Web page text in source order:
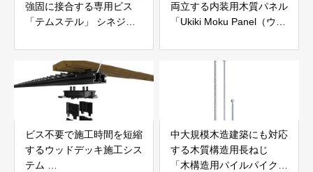
強固に接合する専用ビス
「テムステル」 シネジッ
両立する内装用木質パネル
「Ukiki Moku Panel（ウキ
社サンパテック
ビス不要で施工時間を短縮
するウッドデッキ施工シス
テム
中大規模木造建築にも対応
する木質構造用長ねじ
「木構造用パイルパイクビ